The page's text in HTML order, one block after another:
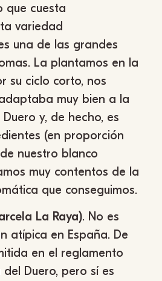
que cuesta
variedad
una de las grandes
La plantamos en la
su ciclo corto, nos
muy bien a la
y, de hecho, es
(en proporción
nuestro blanco
muy contentos de la
que conseguimos.
La Raya). No es
atípica en España. De
en el reglamento
Duero, pero sí es